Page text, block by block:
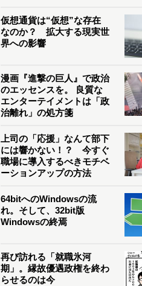
仮想通貨は“仮想”な存在
なのか？ 拡大する現実世
界への影響
漫画『進撃の巨人』で政治
のエッセンスを。 良質な
エンターテイメントは「政
治離れ」の処方箋
上司の「応援」なんて部下
には響かない！？ 今すぐ
職場に導入するべきモチベ
ーションアップの方法
64bitへのWindowsの流
れ。そして、32bit版
Windowsの終焉
再び訪れる「就職氷河
期」。縁故優遇政権を終わ
らせるのは今